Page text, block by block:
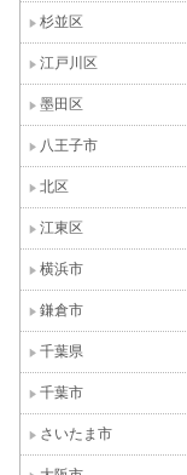
杉並区
江戸川区
墨田区
八王子市
北区
江東区
横浜市
鎌倉市
千葉県
千葉市
さいたま市